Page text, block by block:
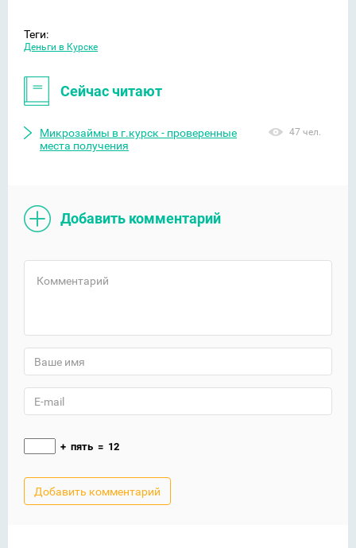
Теги:
Деньги в Курске
Сейчас читают
Микрозаймы в г.курск - проверенные
места получения
47 чел.
Добавить комментарий
+ пять = 12